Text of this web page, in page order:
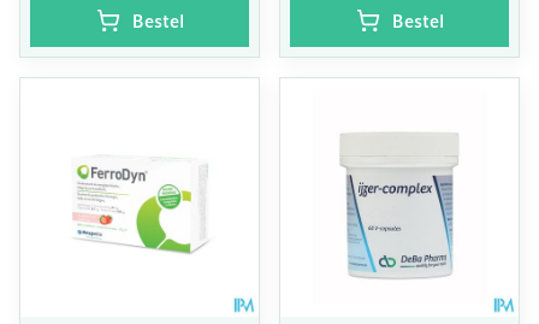
Bestel Bestel